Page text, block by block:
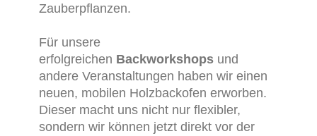
Zauberpflanzen.
Für unsere
erfolgreichen Backworkshops und
andere Veranstaltungen haben wir einen
neuen, mobilen Holzbackofen erworben.
Dieser macht uns nicht nur flexibler,
sondern wir können jetzt direkt vor der